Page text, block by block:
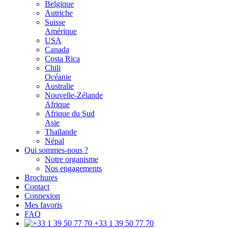
Belgique
Autriche
Suisse
Amérique
USA
Canada
Costa Rica
Chili
Océanie
Australie
Nouvelle-Zélande
Afrique
Afrique du Sud
Asie
Thaïlande
Népal
Qui sommes-nous ?
Notre organisme
Nos engagements
Brochures
Contact
Connexion
Mes favoris
FAQ
+33 1 39 50 77 70